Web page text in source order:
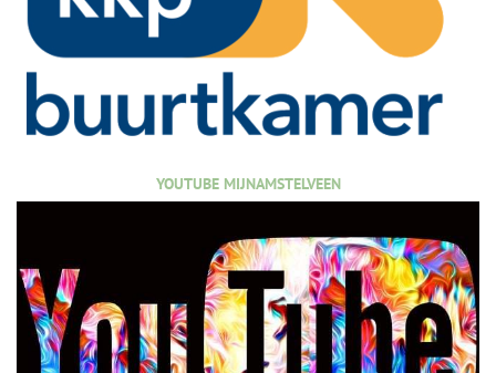
YOUTUBE MIJNAMSTELVEEN